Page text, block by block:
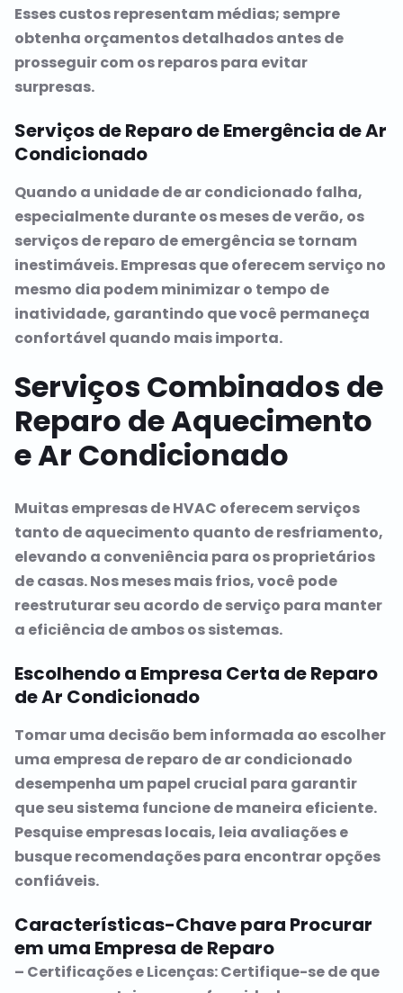
Esses custos representam médias; sempre
obtenha orçamentos detalhados antes de
prosseguir com os reparos para evitar
surpresas.
Serviços de Reparo de Emergência de Ar
Condicionado
Quando a unidade de ar condicionado falha,
especialmente durante os meses de verão, os
serviços de reparo de emergência se tornam
inestimáveis. Empresas que oferecem serviço no
mesmo dia podem minimizar o tempo de
inatividade, garantindo que você permaneça
confortável quando mais importa.
Serviços Combinados de
Reparo de Aquecimento
e Ar Condicionado
Muitas empresas de HVAC oferecem serviços
tanto de aquecimento quanto de resfriamento,
elevando a conveniência para os proprietários
de casas. Nos meses mais frios, você pode
reestruturar seu acordo de serviço para manter
a eficiência de ambos os sistemas.
Escolhendo a Empresa Certa de Reparo
de Ar Condicionado
Tomar uma decisão bem informada ao escolher
uma empresa de reparo de ar condicionado
desempenha um papel crucial para garantir
que seu sistema funcione de maneira eficiente.
Pesquise empresas locais, leia avaliações e
busque recomendações para encontrar opções
confiáveis.
Características-Chave para Procurar
em uma Empresa de Reparo
– Certificações e Licenças: Certifique-se de que